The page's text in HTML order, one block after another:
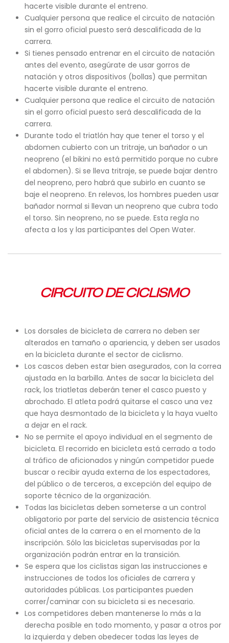
hacerte visible durante el entreno.
Cualquier persona que realice el circuito de natación
sin el gorro oficial puesto será descalificada de la
carrera.
Si tienes pensado entrenar en el circuito de natación
antes del evento, asegúrate de usar gorros de
natación y otros dispositivos (bollas) que permitan
hacerte visible durante el entreno.
Cualquier persona que realice el circuito de natación
sin el gorro oficial puesto será descalificada de la
carrera.
Durante todo el triatlón hay que tener el torso y el
abdomen cubierto con un tritraje, un bañador o un
neopreno (el bikini no está permitido porque no cubre
el abdomen). Si se lleva tritraje, se puede bajar dentro
del neopreno, pero habrá que subirlo en cuanto se
baje el neopreno. En relevos, los hombres pueden usar
bañador normal si llevan un neopreno que cubra todo
el torso. Sin neopreno, no se puede. Esta regla no
afecta a los y las participantes del Open Water.
CIRCUITO DE CICLISMO
Los dorsales de bicicleta de carrera no deben ser
alterados en tamaño o apariencia, y deben ser usados
en la bicicleta durante el sector de ciclismo.
Los cascos deben estar bien asegurados, con la correa
ajustada en la barbilla. Antes de sacar la bicicleta del
rack, los triatletas deberán tener el casco puesto y
abrochado. El atleta podrá quitarse el casco una vez
que haya desmontado de la bicicleta y la haya vuelto
a dejar en el rack.
No se permite el apoyo individual en el segmento de
bicicleta. El recorrido en bicicleta está cerrado a todo
al tráfico de aficionados y ningún competidor puede
buscar o recibir ayuda externa de los espectadores,
del público o de terceros, a excepción del equipo de
soporte técnico de la organización.
Todas las bicicletas deben someterse a un control
obligatorio por parte del servicio de asistencia técnica
oficial antes de la carrera o en el momento de la
inscripción. Sólo las bicicletas supervisadas por la
organización podrán entrar en la transición.
Se espera que los ciclistas sigan las instrucciones e
instrucciones de todos los oficiales de carrera y
autoridades públicas. Los participantes pueden
correr/caminar con su bicicleta si es necesario.
Los competidores deben mantenerse lo más a la
derecha posible en todo momento, y pasar a otros por
la izquierda y deben obedecer todas las leyes de